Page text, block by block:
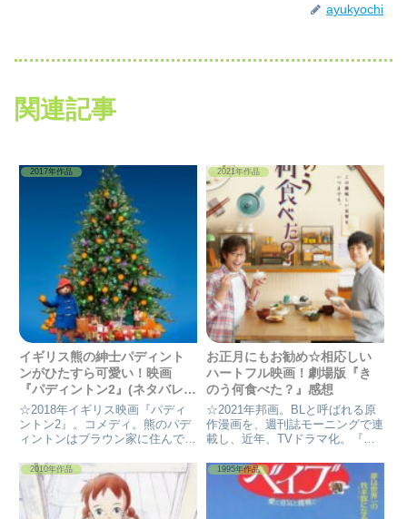
ayukyochi
関連記事
2017年作品
イギリス熊の紳士パディント
ンがひたすら可愛い！映画
『パディントン2』(ネタバレ)
感想
☆2018年イギリス映画『パディ
ントン2』。コメディ。熊のパデ
ィントンはブラウン家に住んでい
熊のパディントン。近所の人にも
好かれている。 パディントンは
アンティークショップの飛び出す
絵本に惹かれバイトを始める
2021年作品
お正月にもお勧め☆相応しい
ハートフル映画！劇場版『き
のう何食べた？』感想
☆2021年邦画。BLと呼ばれる原
作漫画を、週刊誌モーニングで連
載し、近年、TVドラマ化。『劇
想。ファン待望の映画化で見事な
良作。ハートフルで愛おしい、暖
かくなる映画はきっと、見る人の
心を変える。幸せになる映画。
2010年作品 1995年作品